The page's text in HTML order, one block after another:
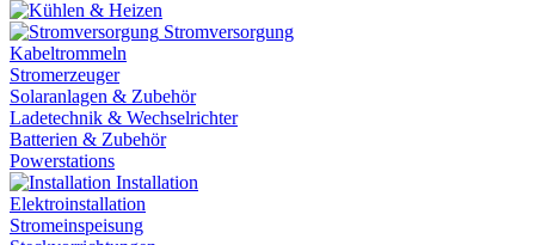
Stromversorgung
Kabeltrommeln
Stromerzeuger
Solaranlagen & Zubehör
Ladetechnik & Wechselrichter
Batterien & Zubehör
Powerstations
Installation
Elektroinstallation
Stromeinspeisung